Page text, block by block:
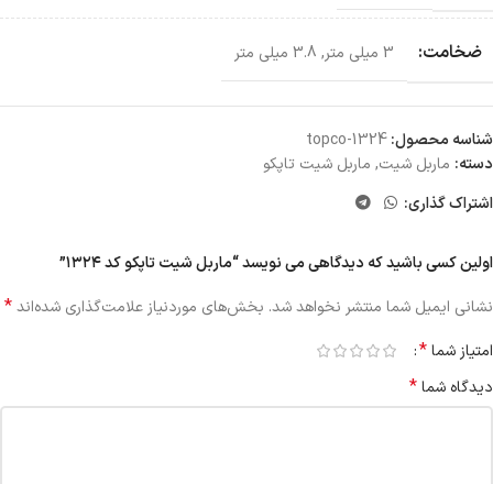
ضخامت: 3 میلی متر , 3.8 میلی متر
شناسه محصول:topco-1324
دسته: ماربل شیت, ماربل شیت تاپکو
اشتراک گذاری:
اولین کسی باشید که دیدگاهی می نویسد “ماربل شیت تاپکو کد ۱۳۲۴”
نشانی ایمیل شما منتشر نخواهد شد. بخش‌های موردنیاز علامت‌گذاری شده‌اند*
امتیاز شما*
دیدگاه شما*